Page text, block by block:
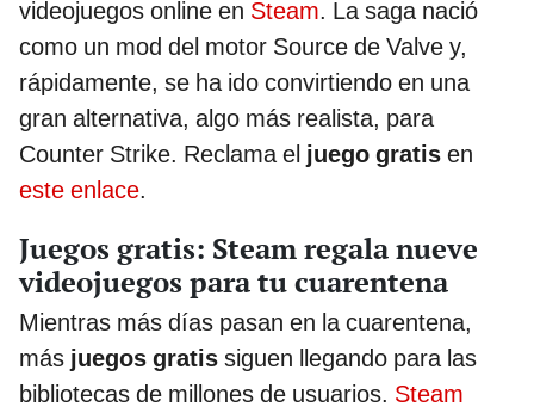
videojuegos online en Steam. La saga nació
como un mod del motor Source de Valve y,
rápidamente, se ha ido convirtiendo en una
gran alternativa, algo más realista, para
Counter Strike. Reclama el juego gratis en
este enlace.
Juegos gratis: Steam regala nueve
videojuegos para tu cuarentena
Mientras más días pasan en la cuarentena,
más juegos gratis siguen llegando para las
bibliotecas de millones de usuarios. Steam